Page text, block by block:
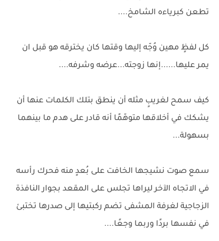
تطعن كبرياءه الشامخ....
كل لفظٍ مهين وُجّه إليها وقتها كان يخترقه هو قبل ان
يمر عليها......إنها زوجته...عرضه وشرفه....
كيف سمح لغريبٍ مثله أن ينطق بتلك الكلمات عنها أن
يشكك في أخلاقها متوهّمًا أنه قادر على هدم ما بينهما
بسهولة...
سمع صوت نشيجها الخافت على بُعدٍ منه فحرك رأسه
في الاتجاه الآخر ليراها تجلس على المقعد بجوار النافذة
الزجاجية لغرفة المشفى تضم ركبتيها إلى صدرها تختبئ
في نفسها بردًا وربما وجعًا....